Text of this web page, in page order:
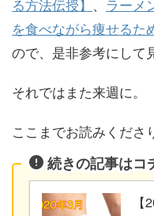
る方法伝授】 、 ラーメ
を食べながら痩せるた
ので、是非参考にして
それではまた来週に。
ここまでお読みくださ
続きの記事はコ